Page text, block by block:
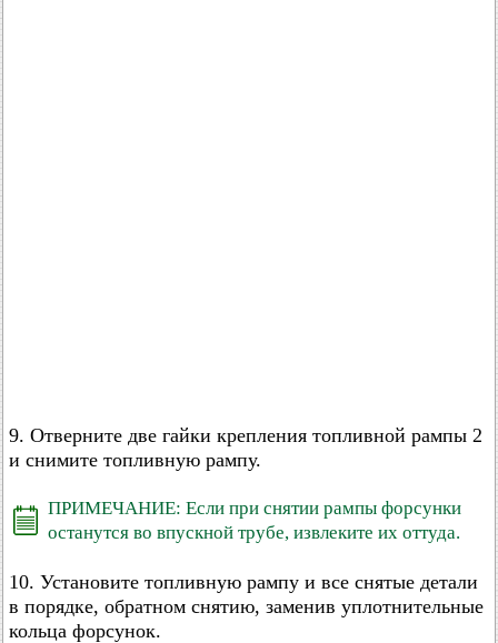
9. Отверните две гайки крепления топливной рампы 2
и снимите топливную рампу.
ПРИМЕЧАНИЕ: Если при снятии рампы форсунки
останутся во впускной трубе, извлеките их оттуда.
10. Установите топливную рампу и все снятые детали
в порядке, обратном снятию, заменив уплотнительные
кольца форсунок.